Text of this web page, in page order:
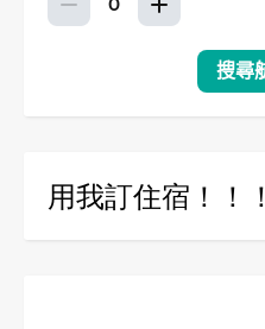
用我訂住宿！！！